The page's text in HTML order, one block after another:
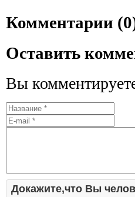
Комментарии
Оставить
Вы
Докажите,что Вы